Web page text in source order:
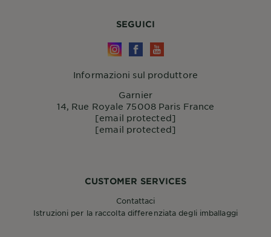
CUSTOMER SERVICES
Contattaci
Istruzioni per la raccolta differenziata degli imballaggi
SEGUICI
Informazioni sul produttore
Garnier
14, Rue Royale 75008 Paris France
[email protected]
[email protected]